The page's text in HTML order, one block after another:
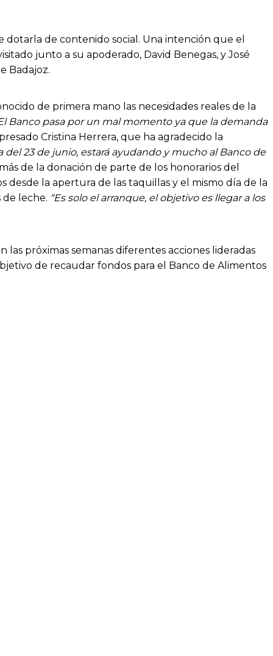
de contenido social. Una intención que el
junto a su apoderado, David Benegas, y José
Badajoz.
de primera mano las necesidades reales de la
Banco pasa por un mal momento ya que la demanda
Cristina Herrera, que ha agradecido la
del 23 de junio, estará ayudando y mucho al Banco de
de la donación de parte de los honorarios del
desde la apertura de las taquillas y el mismo día de la
de leche. “Es solo el arranque, el objetivo es llegar a los
próximas semanas diferentes acciones lideradas
de recaudar fondos para el Banco de Alimentos